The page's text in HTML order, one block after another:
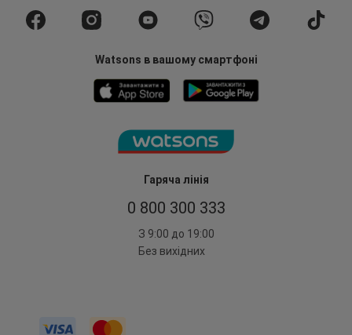
Гаряча лінія
0 800 300 333
З 9:00 до 19:00
Без вихідних
Watsons в вашому смартфоні